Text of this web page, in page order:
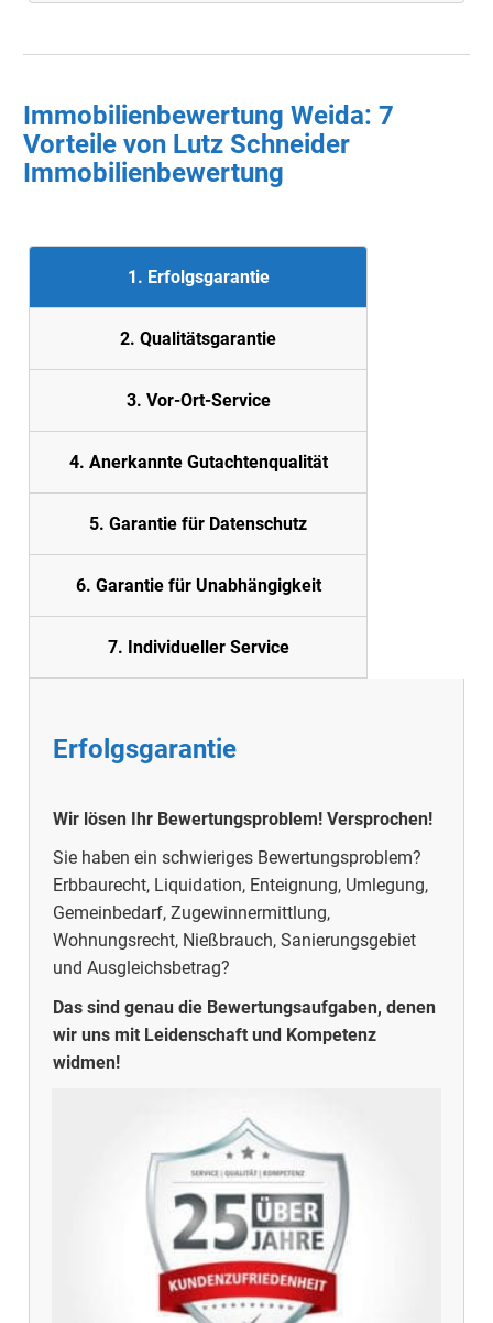
Immobilienbewertung Weida: 7
Vorteile von Lutz Schneider
Immobilienbewertung
1. Erfolgsgarantie
2. Qualitätsgarantie
3. Vor-Ort-Service
4. Anerkannte Gutachtenqualität
5. Garantie für Datenschutz
6. Garantie für Unabhängigkeit
7. Individueller Service
Erfolgsgarantie
Wir lösen Ihr Bewertungsproblem! Versprochen!
Sie haben ein schwieriges Bewertungsproblem?
Erbbaurecht, Liquidation, Enteignung, Umlegung,
Gemeinbedarf, Zugewinnermittlung,
Wohnungsrecht, Nießbrauch, Sanierungsgebiet
und Ausgleichsbetrag?
Das sind genau die Bewertungsaufgaben, denen
wir uns mit Leidenschaft und Kompetenz
widmen!